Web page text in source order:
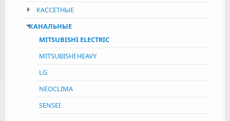
КАССЕТНЫЕ
КАНАЛЬНЫЕ
MITSUBISHI ELECTRIC
MITSUBISHI HEAVY
LG
NEOCLIMA
SENSEI